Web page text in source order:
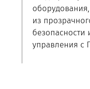
из
безопасности
управления с